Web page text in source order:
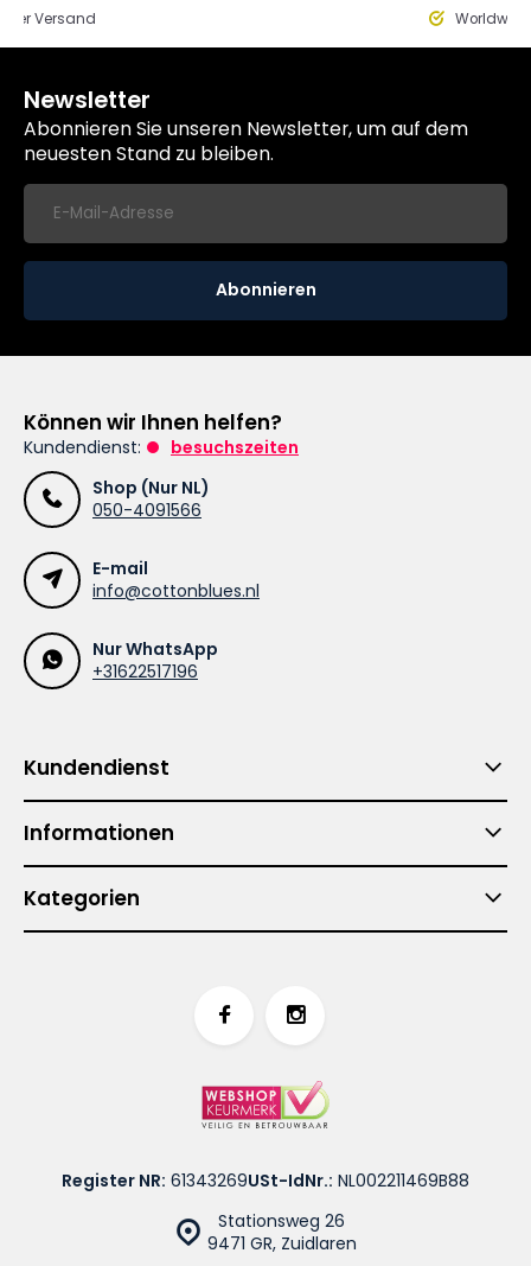
Versand
Newsletter
Abonnieren Sie unseren Newsletter, um auf dem
neuesten Stand zu bleiben.
Abonnieren
Können wir Ihnen helfen?
Kundendienst:
besuchszeiten
Shop (Nur NL)
050-4091566
E-mail
info@cottonblues.nl
Nur WhatsApp
+31622517196
Kundendienst
Informationen
Kategorien
Stationsweg 26
9471 GR, Zuidlaren
Register NR: 61343269USt-IdNr.: NL002211469B88